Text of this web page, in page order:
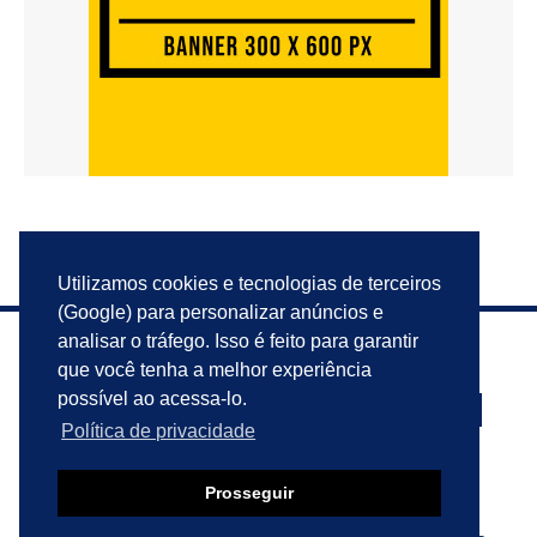
Utilizamos cookies e tecnologias de terceiros
(Google) para personalizar anúncios e
analisar o tráfego. Isso é feito para garantir
que você tenha a melhor experiência
possível ao acessa-lo.
Política de privacidade
Prosseguir
PRIVACIDADE ANUNCIE